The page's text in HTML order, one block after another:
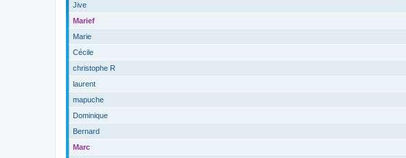
Jive
Marief
Marie
Cécile
christophe R
laurent
mapuche
Dominique
Bernard
Marc